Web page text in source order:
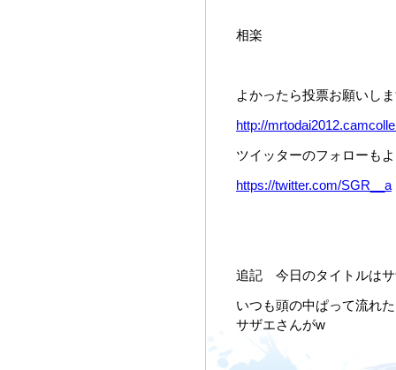
相楽
よかったら投票お願いし
http://
ツイッターのフォローも
https://twitter.com/SGR__a
追記 今日のタイトルは
いつも頭の中ぱって流れ
サザエさんがw